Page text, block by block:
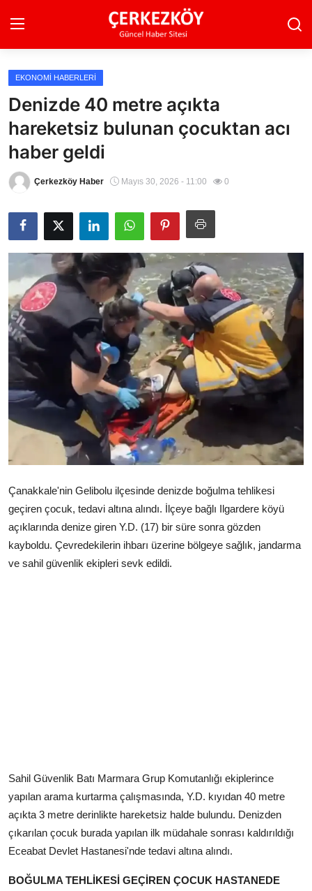
Ana Sayfa
Son Dakika
Ekonomi Haberleri
Magazin Haberleri
Spor Haberleri
Teknoloji Haberleri
Dünya Haberleri
Çerkezköy
EKONOMI HABERLERI
Denizde 40 metre açıkta
hareketsiz bulunan çocuktan acı
haber geldi
Çerkezköy Haber Mayıs 30, 2026 - 11:00 0
Çanakkale'nin Gelibolu ilçesinde denizde boğulma tehlikesi
geçiren çocuk, tedavi altına alındı. İlçeye bağlı Ilgardere köyü
açıklarında denize giren Y.D. (17) bir süre sonra gözden
kayboldu. Çevredekilerin ihbarı üzerine bölgeye sağlık, jandarma
ve sahil güvenlik ekipleri sevk edildi.
Sahil Güvenlik Batı Marmara Grup Komutanlığı ekiplerince
yapılan arama kurtarma çalışmasında, Y.D. kıyıdan 40 metre
açıkta 3 metre derinlikte hareketsiz halde bulundu. Denizden
çıkarılan çocuk burada yapılan ilk müdahale sonrası kaldırıldığı
Eceabat Devlet Hastanesi'nde tedavi altına alındı.
BOĞULMA TEHLİKESİ GEÇİREN ÇOCUK HASTANEDE